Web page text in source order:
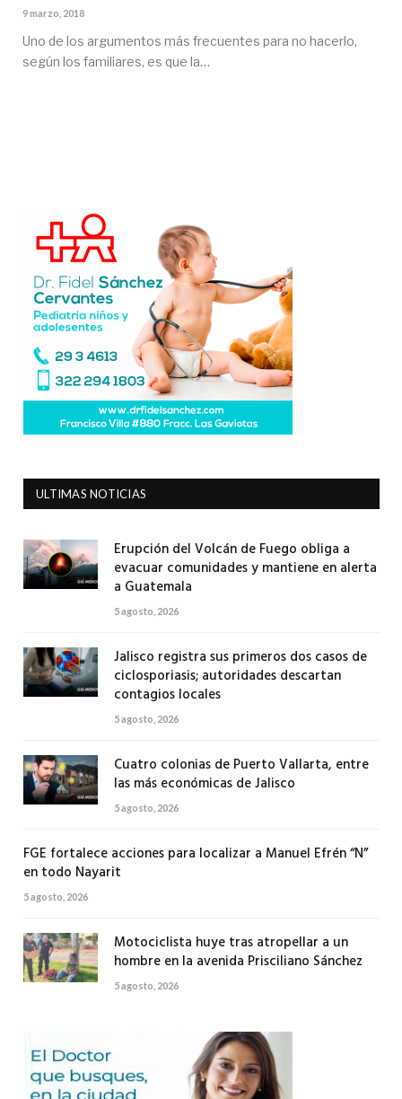
9 marzo, 2018
Uno de los argumentos más frecuentes para no hacerlo,
según los familiares, es que la…
ULTIMAS NOTICIAS
Erupción del Volcán de Fuego obliga a
evacuar comunidades y mantiene en alerta
a Guatemala
5 agosto, 2026
Jalisco registra sus primeros dos casos de
ciclosporiasis; autoridades descartan
contagios locales
5 agosto, 2026
Cuatro colonias de Puerto Vallarta, entre
las más económicas de Jalisco
5 agosto, 2026
FGE fortalece acciones para localizar a Manuel Efrén “N”
en todo Nayarit
5 agosto, 2026
Motociclista huye tras atropellar a un
hombre en la avenida Prisciliano Sánchez
5 agosto, 2026